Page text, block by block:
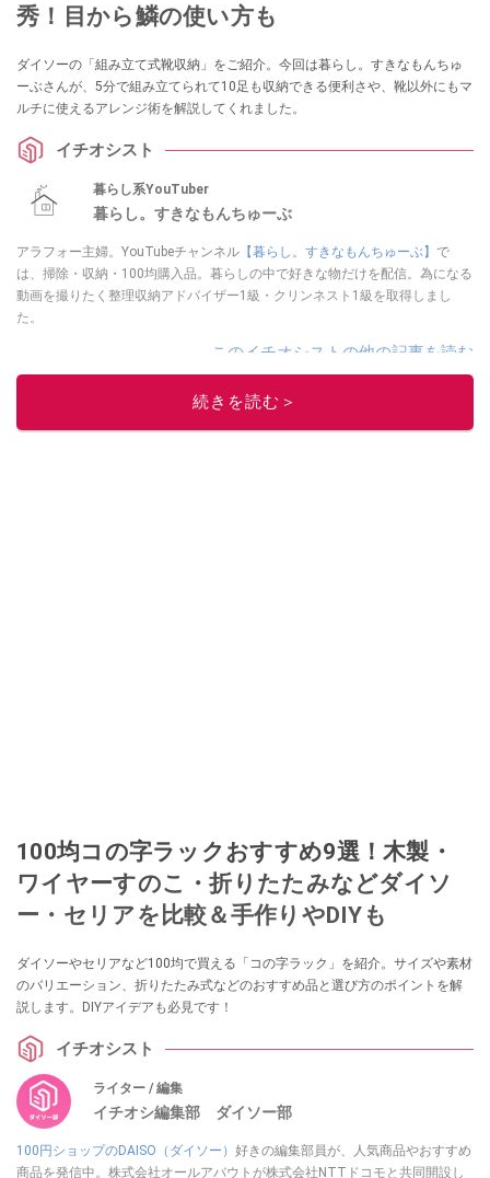
秀！目から鱗の使い方も
ダイソーの「組み立て式靴収納」をご紹介。今回は暮らし。すきなもんちゅ
ーぶさんが、5分で組み立てられて10足も収納できる便利さや、靴以外にもマ
ルチに使えるアレンジ術を解説してくれました。
イチオシスト
暮らし系YouTuber
暮らし。すきなもんちゅーぶ
アラフォー主婦。YouTubeチャンネル 【暮らし。すきなもんちゅーぶ】 で
は、掃除・収納・100均購入品。暮らしの中で好きな物だけを配信。為になる
動画を撮りたく整理収納アドバイザー1級・クリンネスト1級を取得しまし
た。
このイチオシストの他の記事を読む
続きを読む＞
100均コの字ラックおすすめ9選！木製・
ワイヤーすのこ・折りたたみなどダイソ
ー・セリアを比較＆手作りやDIYも
ダイソーやセリアなど100均で買える「コの字ラック」を紹介。サイズや素材
のバリエーション、折りたたみ式などのおすすめ品と選び方のポイントを解
説します。DIYアイデアも必見です！
イチオシスト
ライター / 編集
イチオシ編集部 ダイソー部
100円ショップのDAISO（ダイソー） 好きの編集部員が、人気商品やおすすめ
商品を発信中。株式会社オールアバウトが株式会社NTTドコモと共同開設し